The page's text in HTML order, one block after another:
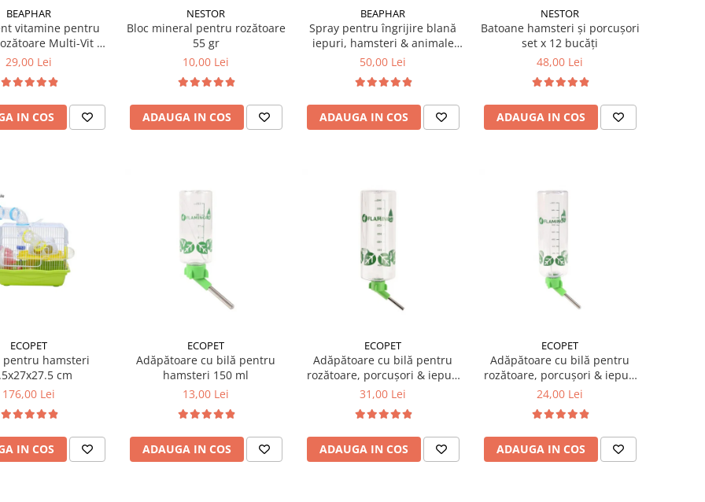
BEAPHAR
vitamine pentru
Multi-Vit 20
ml
29,00 Lei
IN COS
NESTOR
Bloc mineral pentru rozătoare
55 gr
10,00 Lei
ADAUGA IN COS
BEAPHAR
Spray pentru îngrijire blană
iepuri, hamsteri & animale
mici 150 ml
50,00 Lei
ADAUGA IN COS
NESTOR
Batoane hamsteri și porcușori
set x 12 bucăți
48,00 Lei
ADAUGA IN COS
ECOPET
pentru hamsteri
cm
176,00 Lei
IN COS
ECOPET
Adăpătoare cu bilă pentru
hamsteri 150 ml
13,00 Lei
ADAUGA IN COS
ECOPET
Adăpătoare cu bilă pentru
rozătoare, porcușori & iepuri
1 L
31,00 Lei
ADAUGA IN COS
ECOPET
Adăpătoare cu bilă pentru
rozătoare, porcușori & iepuri
500 ml
24,00 Lei
ADAUGA IN COS